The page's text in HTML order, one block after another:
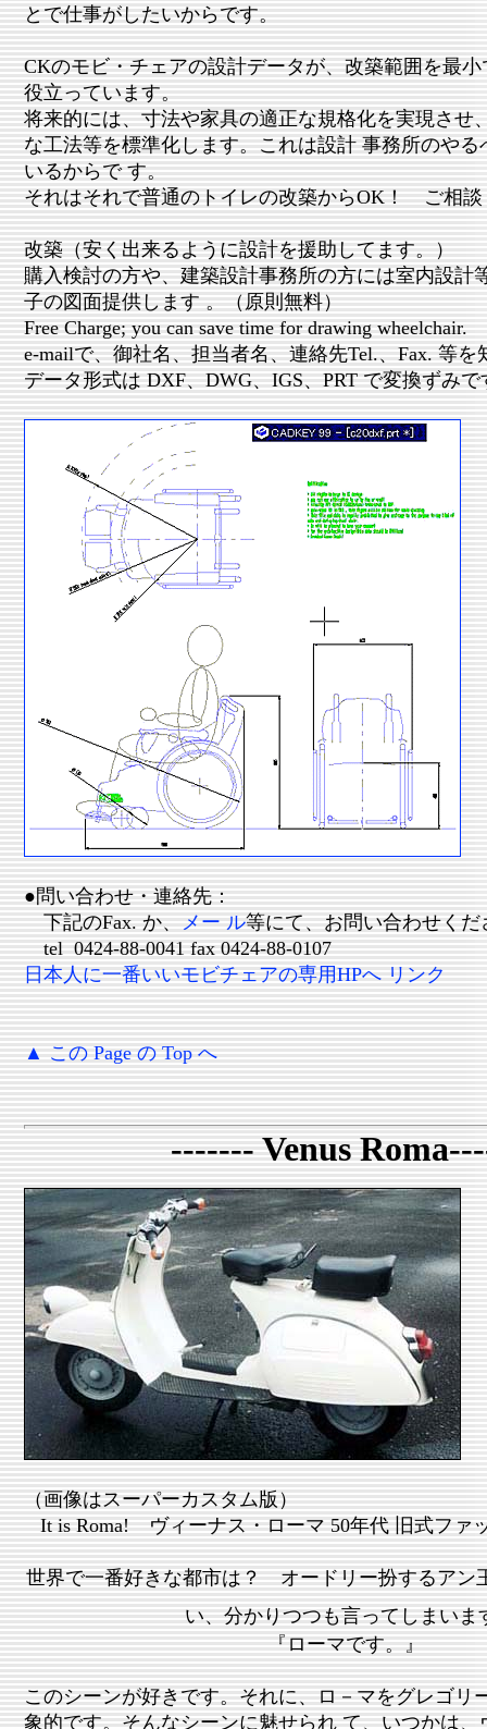
とで仕事がしたいからです。
CKのモビ・チェアの設計データが、改築範囲を最
役立っています。
将来的には、寸法や家具の適正な規格化を実現させ
な工法等を標準化します。これは設計 事務所のや
いるからで す。
それはそれで普通のトイレの改築からOK！ ご相談
改築（安く出来るように設計を援助してます。）
購入検討の方や、建築設計事務所の方には室内設計
子の図面提供します 。（原則無料）
Free Charge; you can save time for drawing wheelchair.
e-mailで、御社名、担当者名、連絡先Tel.、Fax. 等
データ形式は DXF、DWG、IGS、PRT で変換ずみで
●問い合わせ・連絡先：
下記のFax. か、 メー ル等にて、お問い合わせくだ
tel 0424-88-0041 fax 0424-88-0107
日本人に一番いいモビチェアの専用HPへ リンク
▲ この Page の Top へ
------- Venus
（画像はスーパーカスタム版）
It is Roma! ヴィーナス・ローマ 50年代 旧式ファ
世界で一番好きな都市は？ オードリー扮するアン
い、分かりつつも言ってしまいま
『ローマです。』
このシーンが好きです。それに、ロ－マをグレゴリ
象的です。そんなシーンに魅せられ て、いつかは